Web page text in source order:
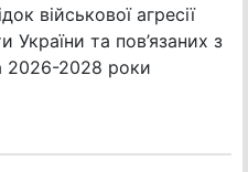
військової агресії
України та пов’язаних з
2026-2028 роки